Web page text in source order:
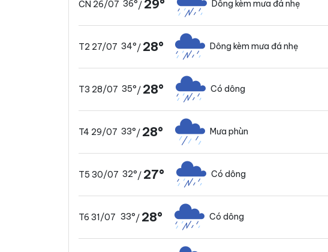
CN 26/07 36°/ 29° Dông kèm mưa đá nhẹ
T2 27/07 34°/ 28° Dông kèm mưa đá nhẹ
T3 28/07 35°/ 28° Có dông
T4 29/07 33°/ 28° Mưa phùn
T5 30/07 32°/ 27° Có dông
T6 31/07 33°/ 28° Có dông